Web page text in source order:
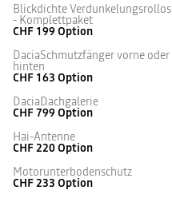
Blickdichte Verdunkelungsrollos
- Komplettpaket
CHF 199Option
DaciaSchmutzfänger vorne oder
hinten
CHF 163 Option
DaciaDachgalerie
CHF 799Option
Hai-Antenne
CHF 220Option
Motorunterbodenschutz
CHF 233 Option